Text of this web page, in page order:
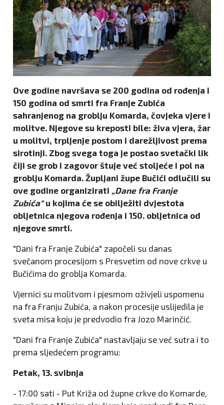
Ove godine navršava se 200 godina od rođenja i
150 godina od smrti fra Franje Zubića
sahranjenog na groblju Komarda, čovjeka vjere i
molitve. Njegove su kreposti bile: živa vjera, žar
u molitvi, trpljenje postom i darežljivost prema
sirotinji. Zbog svega toga je postao svetački lik
čiji se grob i zagovor štuje već stoljeće i pol na
groblju Komarda. Župljani župe Bučići odlučili su
ove godine organizirati „Dane fra Franje
Zubića“u kojima će se obilježiti dvjestota
obljetnica njegova rođenja i 150. obljetnica od
njegove smrti.
"Dani fra Franje Zubića" započeli su danas
svečanom procesijom s Presvetim od nove crkve u
Bučićima do groblja Komarda.
Vjernici su molitvom i pjesmom oživjeli uspomenu
na fra Franju Zubića, a nakon procesije uslijedila je
sveta misa koju je predvodio fra Jozo Marinčić.
"Dani fra Franje Zubića" nastavljaju se već sutra i to
prema sljedećem programu:
Petak, 13. svibnja
- 17:00 sati - Put Križa od župne crkve do Komarde,